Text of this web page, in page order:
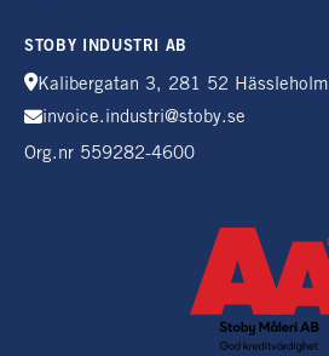
STOBY INDUSTRI AB
Kalibergatan 3, 281 52 Hässleholm
invoice.industri@stoby.se
Org.nr 559282-4600